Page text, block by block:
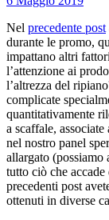
Nel precedente post
durante le promo,
impattano altri
l’attenzione ai
l’altrezza del
complicate
quantitativamente
a scaffale,
nel nostro panel
allargato
tutto ciò che
precedenti post
ottenuti in diverse